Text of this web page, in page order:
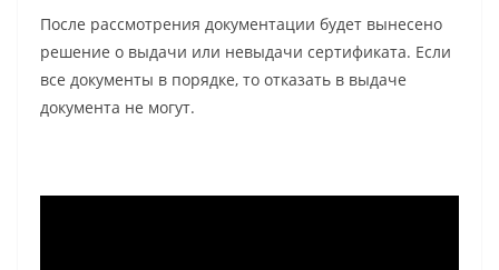
После рассмотрения документации будет вынесено
решение о выдачи или невыдачи сертификата. Если
все документы в порядке, то отказать в выдаче
документа не могут.